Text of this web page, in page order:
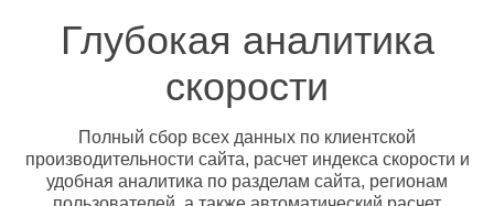
Глубокая аналитика
скорости
Полный сбор всех данных по клиентской
производительности сайта, расчет индекса скорости и
удобная аналитика по разделам сайта, регионам